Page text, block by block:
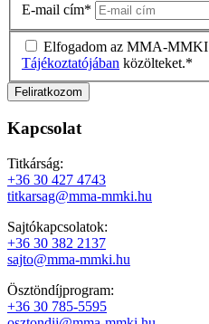
E-mail cím*
Elfogadom az MMA-MMKI
Tájékoztatójában közölteket.*
Kapcsolat
Titkárság:
+36 30 427 4743
titkarsag@mma-mmki.hu
Sajtókapcsolatok:
+36 30 382 2137
sajto@mma-mmki.hu
Ösztöndíjprogram:
+36 30 785-5595